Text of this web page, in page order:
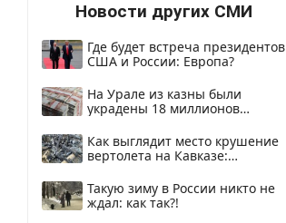
Новости других СМИ
Где будет встреча президентов
США и России: Европа?
На Урале из казны были
украдены 18 миллионов
Как выглядит место крушение
вертолета на Кавказе:
Такую зиму в России никто не
ждал: как так?!